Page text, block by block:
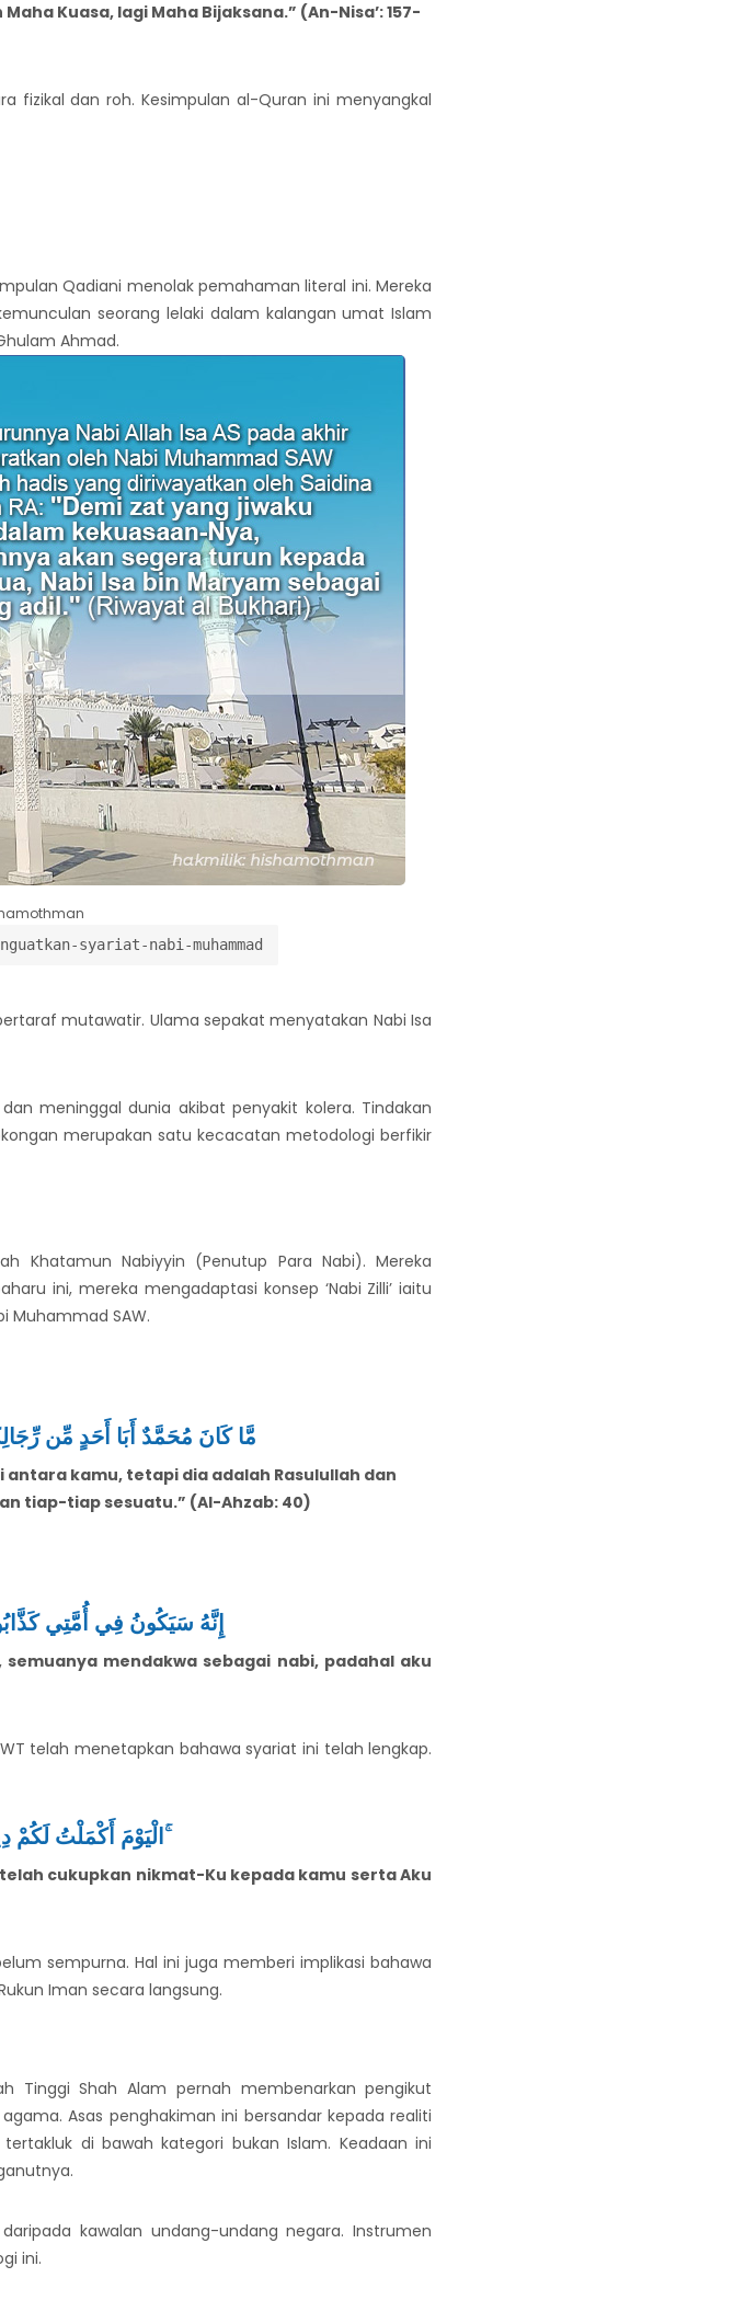
Kuasa, lagi Maha Bijaksana.” (An-Nisa’: 157-
fizikal dan roh. Kesimpulan al-Quran ini menyangkal
Qadiani menolak pemahaman literal ini. Mereka
seorang lelaki dalam kalangan umat Islam
Ahmad.
syariat-nabi-muhammad
mutawatir. Ulama sepakat menyatakan Nabi Isa
meninggal dunia akibat penyakit kolera. Tindakan
merupakan satu kecacatan metodologi berfikir
Khatamun Nabiyyin (Penutup Para Nabi). Mereka
ini, mereka mengadaptasi konsep ‘Nabi Zilli’ iaitu
Muhammad SAW.
مَّا كَانَ مُحَمَّدٌ أَبَا أَحَدٍ مِّن
kamu, tetapi dia adalah Rasulullah dan
tiap-tiap sesuatu.” (Al-Ahzab: 40)
إِنَّهُ سَيَكُونُ فِي أُمَّتِي
mendakwa sebagai nabi, padahal aku
telah menetapkan bahawa syariat ini telah lengkap.
الْيَوْمَ أَكْمَلْتُ لَكُمْ دِينَكُمْ وَأَتْمَمْتُ عَلَيْكُمْ نِعْمَتِي وَرَضِيتُ لَكُمُ الْإِسْلَامَ دِينًا ۚ
cukupkan nikmat-Ku kepada kamu serta Aku
sempurna. Hal ini juga memberi implikasi bahawa
Iman secara langsung.
Tinggi Shah Alam pernah membenarkan pengikut
Asas penghakiman ini bersandar kepada realiti
di bawah kategori bukan Islam. Keadaan ini
kawalan undang-undang negara. Instrumen
ini.